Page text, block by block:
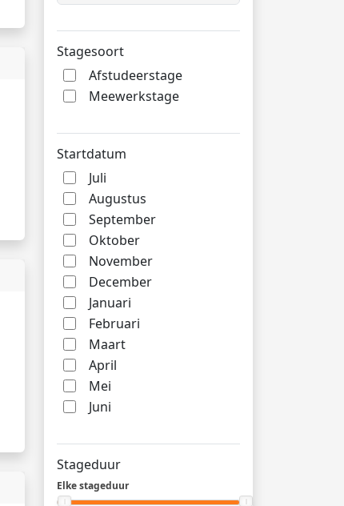
Stagesoort
Afstudeerstage
Meewerkstage
Startdatum
Juli
Augustus
September
Oktober
November
December
Januari
Februari
Maart
April
Mei
Juni
Stageduur
Elke stageduur